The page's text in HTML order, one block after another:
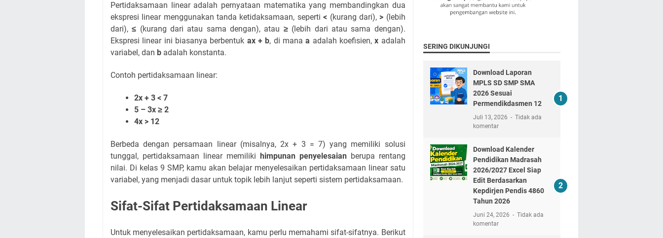
Pertidaksamaan linear adalah pernyataan matematika yang membandingkan dua
ekspresi linear menggunakan tanda ketidaksamaan, seperti< (kurang dari), > (lebih
dari),≤ (kurang dari atau sama dengan), atau ≥(lebih dari atau sama dengan).
Ekspresi linear ini biasanya berbentuk ax + b, di manaa adalah koefisien,x adalah
variabel, dan b adalah konstanta.
Contoh pertidaksamaan linear:
2x + 3 < 7
5 – 3x ≥ 2
4x > 12
Berbeda dengan persamaan linear (misalnya, 2x + 3 = 7) yang memiliki solusi
tunggal, pertidaksamaan linear memiliki himpunan penyelesaianberupa rentang
nilai. Di kelas 9 SMP, kamu akan belajar menyelesaikan pertidaksamaan linear satu
variabel, yang menjadi dasar untuk topik lebih lanjut seperti sistem pertidaksamaan.
Sifat-Sifat Pertidaksamaan Linear
Untuk menyelesaikan pertidaksamaan, kamu perlu memahami sifat-sifatnya. Berikut
SERING DIKUNJUNGI
Download Laporan
MPLS SD SMP SMA
2026 Sesuai
Permendikdasmen 12
Juli 13, 2026
Tidak ada
komentar
Download Kalender
Pendidikan Madrasah
2026/2027 Excel Siap
Edit Berdasarkan
Kepdirjen Pendis 4860
Tahun 2026
Juni 24, 2026
Tidak ada
komentar